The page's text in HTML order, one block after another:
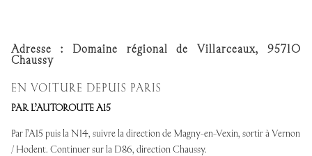
Adresse : Domaine régional de Villarceaux, 95710
Chaussy
EN VOITURE DEPUIS PARIS
PAR L’AUTOROUTE A15
Par l’A15 puis la N14, suivre la direction de Magny-en-Vexin, sortir à Vernon
/ Hodent. Continuer sur la D86, direction Chaussy.